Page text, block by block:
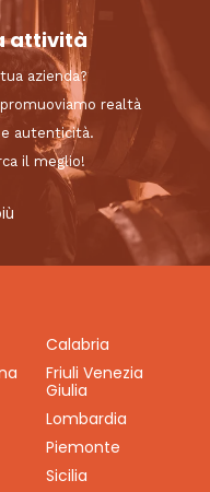
attività
azienda?
promuoviamo realtà
autenticità.
il meglio!
Calabria
Friuli Venezia
Giulia
Lombardia
Piemonte
Sicilia